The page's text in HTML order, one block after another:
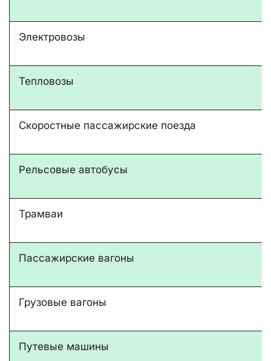
Электровозы
Тепловозы
Скоростные пассажирские поезда
Рельсовые автобусы
Трамваи
Пассажирские вагоны
Грузовые вагоны
Путевые машины